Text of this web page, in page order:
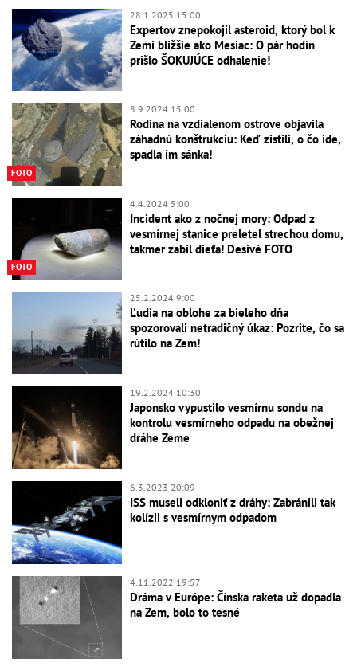
28.1.2025 15:00
Expertov znepokojil asteroid, ktorý bol k
Zemi bližšie ako Mesiac: O pár hodín
prišlo ŠOKUJÚCE odhalenie!
FOTO
8.9.2024 15:00
Rodina na vzdialenom ostrove objavila
záhadnú konštrukciu: Keď zistili, o čo ide,
spadla im sánka!
FOTO
4.4.2024 5:00
Incident ako z nočnej mory: Odpad z
vesmírnej stanice preletel strechou domu,
takmer zabil dieťa! Desivé FOTO
25.2.2024 9:00
Ľudia na oblohe za bieleho dňa
spozorovali netradičný úkaz: Pozrite, čo sa
rútilo na Zem!
19.2.2024 10:30
Japonsko vypustilo vesmírnu sondu na
kontrolu vesmírneho odpadu na obežnej
dráhe Zeme
6.3.2023 20:09
ISS museli odkloniť z dráhy: Zabránili tak
kolízii s vesmírnym odpadom
4.11.2022 19:57
Dráma v Európe: Čínska raketa už dopadla
na Zem, bolo to tesné